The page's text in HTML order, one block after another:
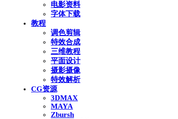
电影资料
字体下载
教程
调色剪辑
特效合成
三维教程
平面设计
摄影摄像
特效解析
CG资源
3DMAX
MAYA
Zbursh